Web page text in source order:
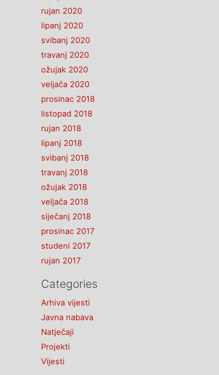
rujan 2020
lipanj 2020
svibanj 2020
travanj 2020
ožujak 2020
veljača 2020
prosinac 2018
listopad 2018
rujan 2018
lipanj 2018
svibanj 2018
travanj 2018
ožujak 2018
veljača 2018
siječanj 2018
prosinac 2017
studeni 2017
rujan 2017
Categories
Arhiva vijesti
Javna nabava
Natječaji
Projekti
Vijesti